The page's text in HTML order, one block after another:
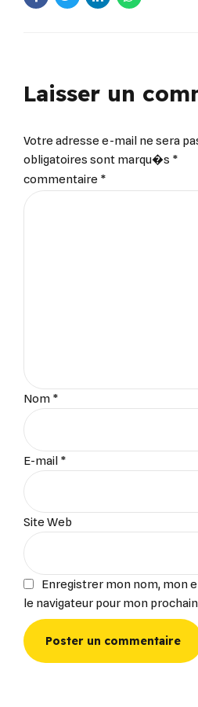
Laisser un
Votre adresse e-mail ne sera
obligatoires sont marqu�s *
commentaire *
Nom *
E-mail *
Site Web
Enregistrer mon nom, mon
le navigateur pour mon
Poster un commentaire